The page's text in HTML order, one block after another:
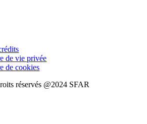
de vie privée
de cookies
réservés @2024 SFAR